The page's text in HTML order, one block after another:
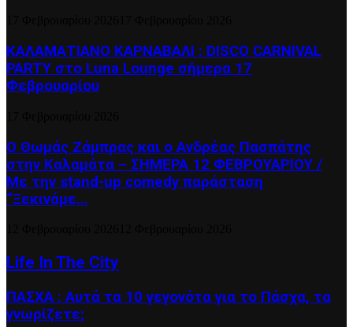
ΚΑΛΑΜΑΤΙΑΝΟ ΚΑΡΝΑΒΑΛΙ : DISCO CARNIVAL
PARTY στο Luna Lounge σήμερα 17
Φεβρουαρίου
Ο Θωμάς Ζάμπρας και ο Ανδρέας Πασπάτης
στην Καλαμάτα – ΣΗΜΕΡΑ 12 ΦΕΒΡΟΥΑΡΙΟΥ /
Με την stand-up comedy παράσταση
“Ξεκινάμε...
Life In The City
ΠΑΣΧΑ : Αυτά τα 10 γεγονότα για το Πάσχα, τα
γνωρίζετε;